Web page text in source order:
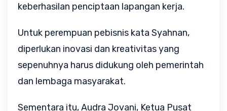
keberhasilan penciptaan lapangan kerja.
Untuk perempuan pebisnis kata Syahnan,
diperlukan inovasi dan kreativitas yang
sepenuhnya harus didukung oleh pemerintah
dan lembaga masyarakat.
Sementara itu, Audra Jovani, Ketua Pusat